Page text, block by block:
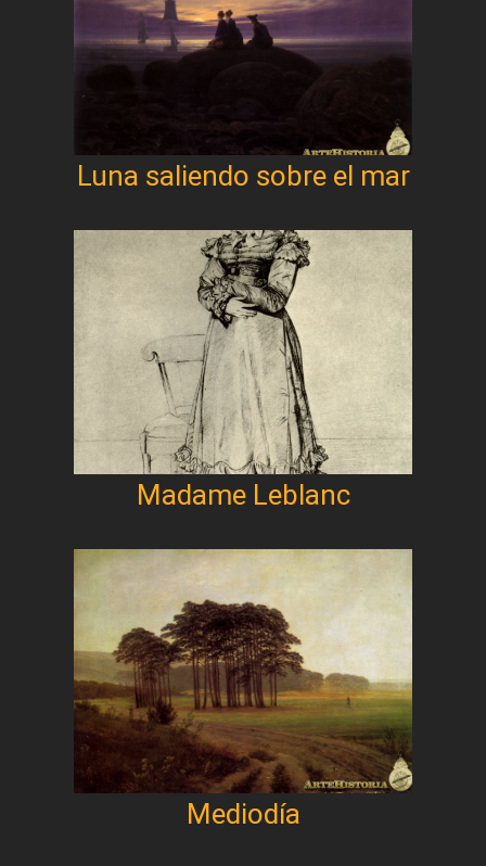
Luna saliendo sobre el mar
Madame Leblanc
Mediodía